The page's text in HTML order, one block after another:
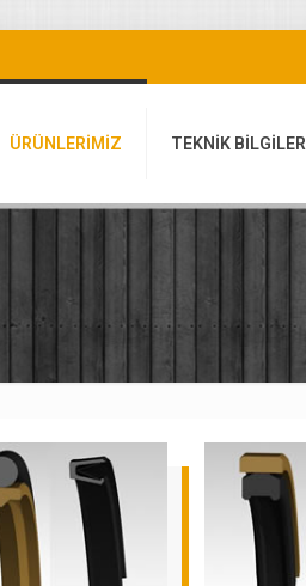
ÜRÜNLERİMİZ TEKNİK BİLGİLER